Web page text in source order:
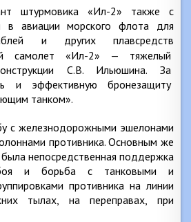
штурмовика «Ил-2» также с
в авиации морского флота для
и других плавсредств
с железнодорожными эшелонами
противника. Основным же
непосредственная поддержка
и борьба с танковыми и
противника на линии
тылах, на переправах, при